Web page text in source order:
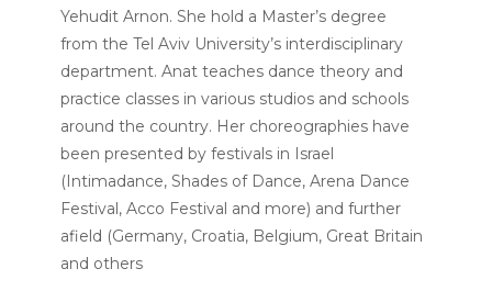
Yehudit Arnon. She hold a Master’s degree
from the Tel Aviv University’s interdisciplinary
department. Anat teaches dance theory and
practice classes in various studios and schools
around the country. Her choreographies have
been presented by festivals in Israel
(Intimadance, Shades of Dance, Arena Dance
Festival, Acco Festival and more) and further
afield (Germany, Croatia, Belgium, Great Britain
and others